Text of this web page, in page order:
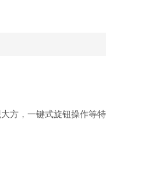
方，一键式旋钮操作等特